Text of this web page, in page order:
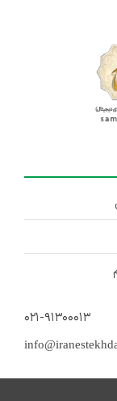
۰۲۱-۹۱۳۰۰۰۱۳